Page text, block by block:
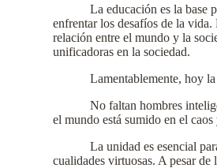
La educación es la base
enfrentar los desafíos de la vida.
relación entre el mundo y la
unificadoras en la sociedad.
Lamentablemente, hoy
No faltan hombres
el mundo está sumido en el caos
La unidad es esencial
cualidades virtuosas. A pesar